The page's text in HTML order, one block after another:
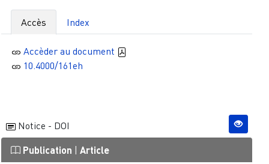
Accès Index
Accèder au document
10.4000/161eh
Notice - DOI
Publication | Article